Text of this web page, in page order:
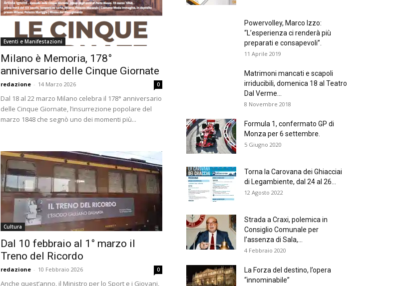
Eventi e Manifestazioni
Milano è Memoria, 178°
anniversario delle Cinque Giornate
redazione - 14 Marzo 2026 0
Dal 18 al 22 marzo Milano celebra il 178° anniversario
delle Cinque Giornate, l’insurrezione popolare del
marzo 1848 che segnò uno dei momenti più...
Cultura
Dal 10 febbraio al 1° marzo il
Treno del Ricordo
redazione - 10 Febbraio 2026 0
Anche quest’anno, il Ministro per lo Sport e i Giovani,
Powervolley, Marco Izzo:
“L’esperienza ci renderà più
preparati e consapevoli”.
11 Aprile 2019
Matrimoni mancati e scapoli
irriducibili, domenica 18 al Teatro
Dal Verme...
8 Novembre 2018
Formula 1, confermato GP di
Monza per 6 settembre.
5 Giugno 2020
Torna la Carovana dei Ghiacciai
di Legambiente, dal 24 al 26...
12 Agosto 2022
Strada a Craxi, polemica in
Consiglio Comunale per
l’assenza di Sala,...
4 Febbraio 2020
La Forza del destino, l’opera
“innominabile”